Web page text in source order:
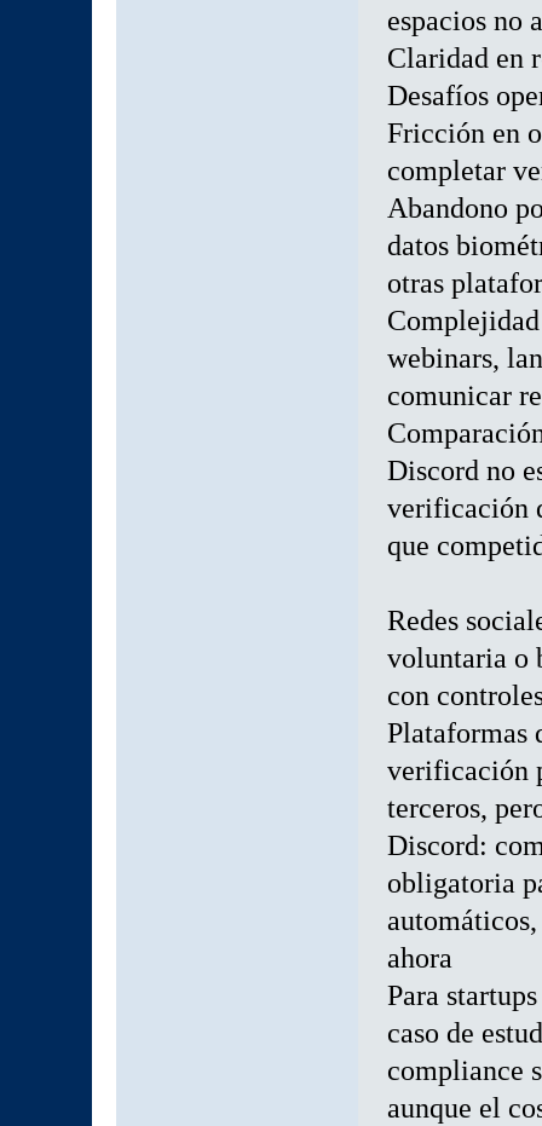
espacios no
Claridad en
Desafíos
Fricción en
completar
Abandono
datos
otras
webinars,
comunicar
Discord no
verificación
que
Redes
voluntaria o
con
Plataformas
verificación
terceros,
Discord:
obligatoria
ahora
Para
caso de
compliance
aunque el